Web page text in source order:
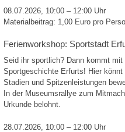
08.07.2026, 10:00 – 12:00 Uhr
Materialbeitrag: 1,00 Euro pro
Ferienworkshop: Sportstadt
Seid ihr sportlich? Dann kommt
Sportgeschichte Erfurts! Hier
Stadien und Spitzenleistungen
In der Museumsrallye zum
Urkunde belohnt.
28.07.2026, 10:00 – 12:00 Uhr